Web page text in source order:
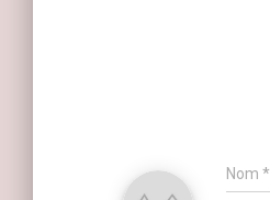
Nom *